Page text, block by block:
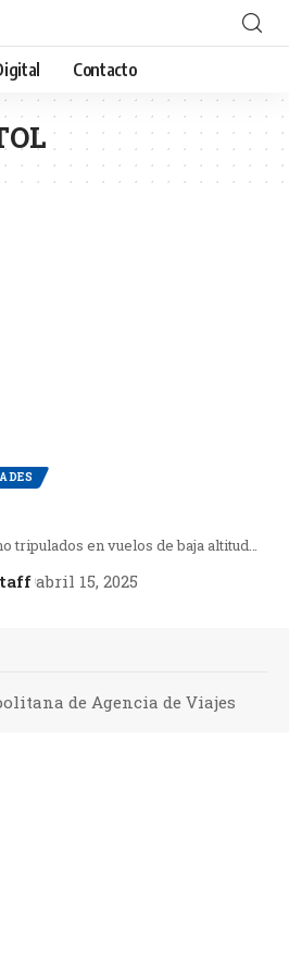
Contacto
tripulados en vuelos de baja altitud…
abril 15, 2025
de Agencia de Viajes